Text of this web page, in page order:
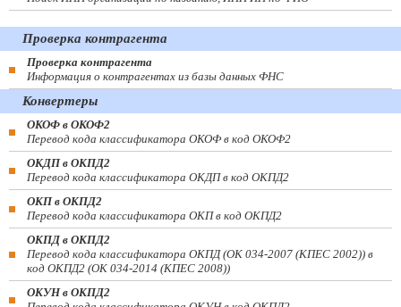
Проверка контрагента
Проверка контрагента
Информация о контрагентах из базы данных ФНС
Конвертеры
ОКОФ в ОКОФ2
Перевод кода классификатора ОКОФ в код ОКОФ2
ОКДП в ОКПД2
Перевод кода классификатора ОКДП в код ОКПД2
ОКП в ОКПД2
Перевод кода классификатора ОКП в код ОКПД2
ОКПД в ОКПД2
Перевод кода классификатора ОКПД (ОК 034-2007 (КПЕС 2002)) в
код ОКПД2 (ОК 034-2014 (КПЕС 2008))
ОКУН в ОКПД2